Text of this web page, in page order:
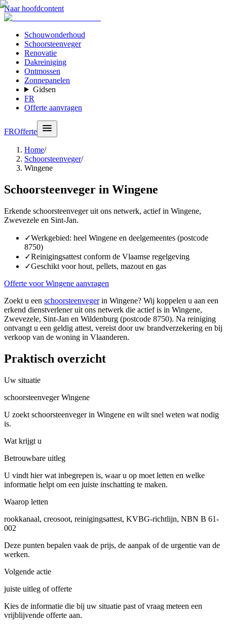
Naar hoofdcontent
Schouwonderhoud
Schoorsteenveger
Renovatie
Dakreiniging
Ontmossen
Zonnepanelen
Gidsen
FR
Offerte aanvragen
FROfferte
Home/
Schoorsteenveger/
Wingene
Schoorsteenveger in Wingene
Erkende schoorsteenveger uit ons netwerk, actief in Wingene,
Zwevezele en Sint-Jan.
✓Werkgebied: heel Wingene en deelgemeentes (postcode
8750)
✓Reinigingsattest conform de Vlaamse regelgeving
✓Geschikt voor hout, pellets, mazout en gas
Offerte voor Wingene aanvragen
Zoekt u een schoorsteenvegerin Wingene? Wij koppelen u aan een
erkend dienstverlener uit ons netwerk die actief is in Wingene,
Zwevezele, Sint-Jan en Wildenburg (postcode 8750). Na reiniging
ontvangt u een geldig attest, vereist door uw brandverzekering en bij
verkoop van de woning in Vlaanderen.
Praktisch overzicht
Uw situatie
schoorsteenveger Wingene
U zoekt schoorsteenveger in Wingene en wilt snel weten wat nodig
is.
Wat krijgt u
Betrouwbare uitleg
U vindt hier wat inbegrepen is, waar u op moet letten en welke
informatie helpt om een juiste inschatting te maken.
Waarop letten
rookkanaal, creosoot, reinigingsattest, KVBG-richtlijn, NBN B 61-
002
Deze punten bepalen vaak de prijs, de aanpak of de urgentie van de
werken.
Volgende actie
juiste uitleg of offerte
Kies de informatie die bij uw situatie past of vraag meteen een
vrijblijvende offerte aan.